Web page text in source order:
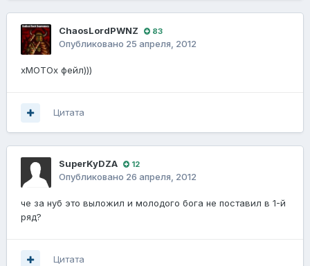
ChaosLordPWNZ 83
Опубликовано 25 апреля, 2012
xMOTOx фейл)))
Цитата
SuperKyDZA 12
Опубликовано 26 апреля, 2012
че за нуб это выложил и молодого бога не поставил в 1-й
ряд?
Цитата